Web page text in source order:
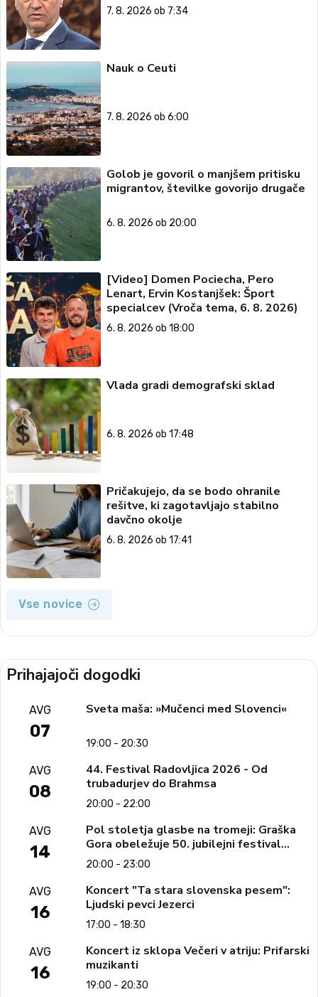
7. 8. 2026 ob 7:34
Nauk o Ceuti
7. 8. 2026 ob 6:00
Golob je govoril o manjšem pritisku
migrantov, številke govorijo drugače
6. 8. 2026 ob 20:00
[Video] Domen Pociecha, Pero
Lenart, Ervin Kostanjšek: Šport
specialcev (Vroča tema, 6. 8. 2026)
6. 8. 2026 ob 18:00
Vlada gradi demografski sklad
6. 8. 2026 ob 17:48
Pričakujejo, da se bodo ohranile
rešitve, ki zagotavljajo stabilno
davčno okolje
6. 8. 2026 ob 17:41
Vse novice
Prihajajoči dogodki
AVG
07
Sveta maša: »Mučenci med Slovenci«
19:00 - 20:30
AVG
08
44. Festival Radovljica 2026 - Od
trubadurjev do Brahmsa
20:00 - 22:00
AVG
14
Pol stoletja glasbe na tromeji: Graška
Gora obeležuje 50. jubilejni festival
narodno-zabavne glasbe
20:00 - 23:00
AVG
16
Koncert "Ta stara slovenska pesem":
Ljudski pevci Jezerci
17:00 - 18:30
AVG
16
Koncert iz sklopa Večeri v atriju: Prifarski
muzikanti
19:00 - 20:30